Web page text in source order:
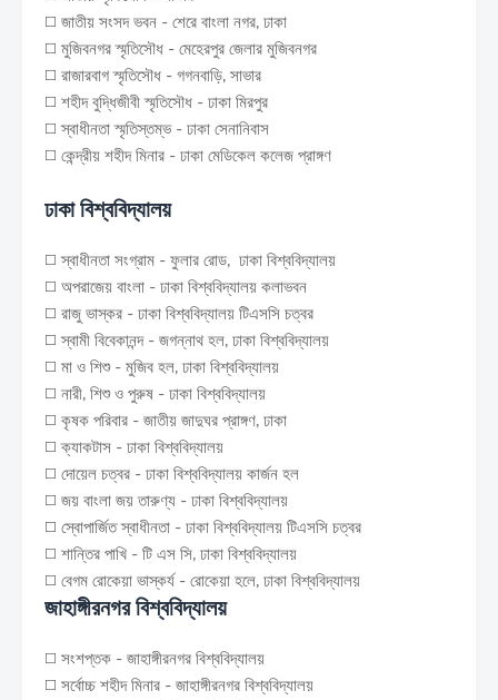
◻️ জাতীয় সংসদ ভবন - শেরে বাংলা নগর, ঢাকা
◻️ মুজিবনগর স্মৃতিসৌধ - মেহেরপুর জেলার মুজিবনগর
◻️ রাজারবাগ স্মৃতিসৌধ - গগনবাড়ি, সাভার
◻️ শহীদ বুদ্ধিজীবী স্মৃতিসৌধ - ঢাকা মিরপুর
◻️ স্বাধীনতা স্মৃতিস্তম্ভ - ঢাকা সেনানিবাস
◻️ কেন্দ্রীয় শহীদ মিনার - ঢাকা মেডিকেল কলেজ প্রাঙ্গণ
ঢাকা বিশ্ববিদ্যালয়
◻️ স্বাধীনতা সংগ্রাম - ফুলার রোড, ঢাকা বিশ্ববিদ্যালয়
◻️ অপরাজেয় বাংলা - ঢাকা বিশ্ববিদ্যালয় কলাভবন
◻️ রাজু ভাস্কর - ঢাকা বিশ্ববিদ্যালয় টিএসসি চত্বর
◻️ স্বামী বিবেকানন্দ - জগন্নাথ হল, ঢাকা বিশ্ববিদ্যালয়
◻️ মা ও শিশু - মুজিব হল, ঢাকা বিশ্ববিদ্যালয়
◻️ নারী, শিশু ও পুরুষ - ঢাকা বিশ্ববিদ্যালয়
◻️ কৃষক পরিবার - জাতীয় জাদুঘর প্রাঙ্গণ, ঢাকা
◻️ ক্যাকটাস - ঢাকা বিশ্ববিদ্যালয়
◻️ দোয়েল চত্বর - ঢাকা বিশ্ববিদ্যালয় কার্জন হল
◻️ জয় বাংলা জয় তারুণ্য - ঢাকা বিশ্ববিদ্যালয়
◻️ স্বোপার্জিত স্বাধীনতা - ঢাকা বিশ্ববিদ্যালয় টিএসসি চত্বর
◻️ শান্তির পাখি - টি এস সি, ঢাকা বিশ্ববিদ্যালয়
◻️ বেগম রোকেয়া ভাস্কর্য - রোকেয়া হলে, ঢাকা বিশ্ববিদ্যালয়
জাহাঙ্গীরনগর বিশ্ববিদ্যালয়
◻️ সংশপ্তক - জাহাঙ্গীরনগর বিশ্ববিদ্যালয়
◻️ সর্বোচ্চ শহীদ মিনার - জাহাঙ্গীরনগর বিশ্ববিদ্যালয়